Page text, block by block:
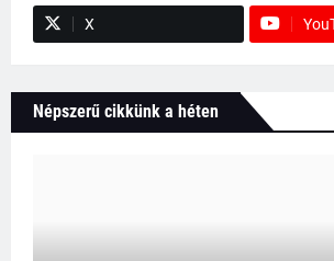
X
Népszerű cikkünk a héten